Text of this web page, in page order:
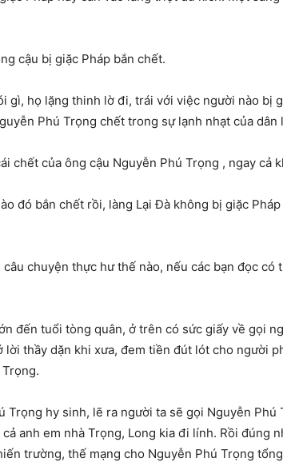
cậu bị giặc Pháp bắn chết.
gì, họ lặng thinh lờ đi, trái với việc người nào bị
Phú Trọng chết trong sự lạnh nhạt của dân
chết của ông cậu Nguyễn Phú Trọng , ngay
đó bắn chết rồi, làng Lại Đà không bị giặc
câu chuyện thực hư thế nào, nếu các bạn đọc
đến tuổi tòng quân, ở trên có sức giấy về gọi
lời thầy dặn khi xưa, đem tiền đút lót cho người
Trọng hy sinh, lẽ ra người ta sẽ gọi Nguyễn
anh em nhà Trọng, Long kia đi lính. Rồi đúng
trường, thế mạng cho Nguyễn Phú Trọng